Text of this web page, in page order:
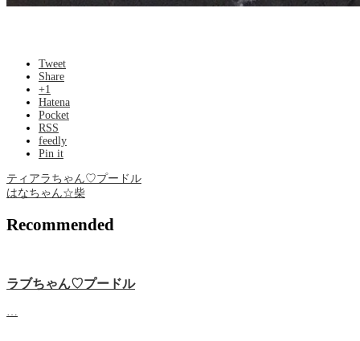
Tweet
Share
+1
Hatena
Pocket
RSS
feedly
Pin it
ティアラちゃん♡プードル
はなちゃん☆柴
Recommended
ラブちゃん♡プードル